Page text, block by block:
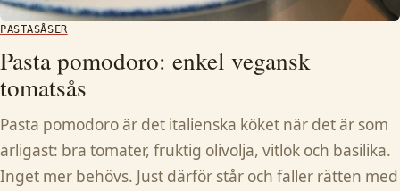
PASTASÅSER
Pasta pomodoro: enkel vegansk
tomatsås
Pasta pomodoro är det italienska köket när det är som
ärligast: bra tomater, fruktig olivolja, vitlök och basilika.
Inget mer behövs. Just därför står och faller rätten med